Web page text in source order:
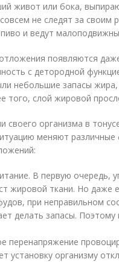
живот или бока,
не следят за своим
и ведут
появляются
с детородной
небольшие запасы
того, слой жировой
своего организма в
меняют
В первую очередь,
жировой ткани. Но даже
при неправильном
делать запасы.
перенапряжение
установку организму